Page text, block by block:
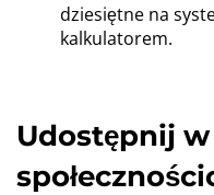
dziesiętne na
kalkulatorem.
Udostępnij